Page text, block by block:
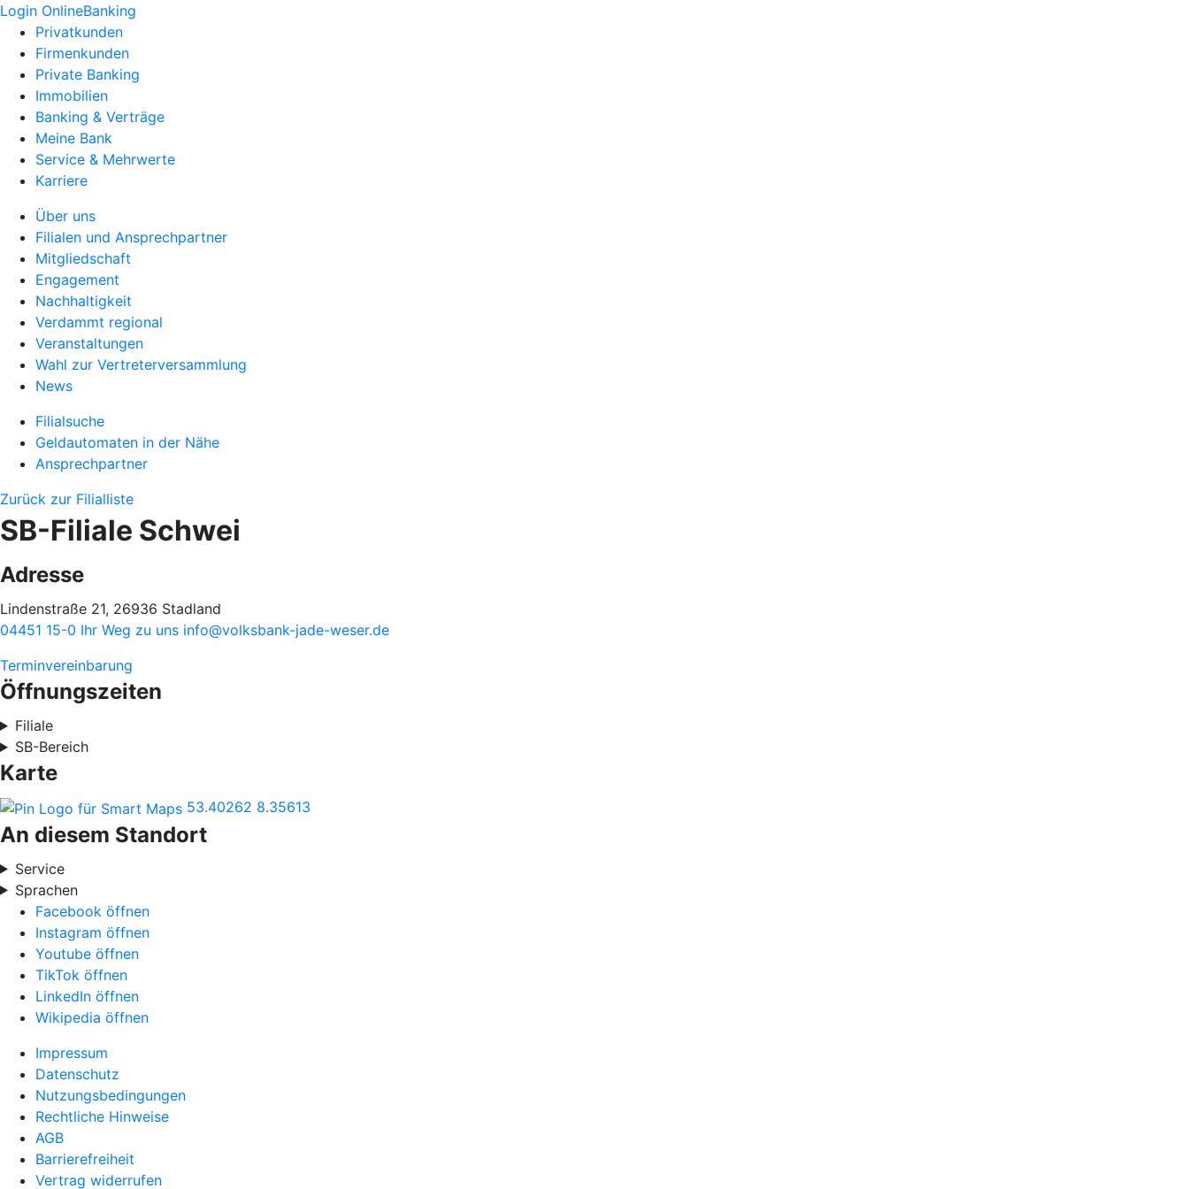
Login OnlineBanking
Privatkunden
Firmenkunden
Private Banking
Immobilien
Banking & Verträge
Meine Bank
Service & Mehrwerte
Karriere
Über uns
Filialen und Ansprechpartner
Mitgliedschaft
Engagement
Nachhaltigkeit
Verdammt regional
Veranstaltungen
Wahl zur Vertreterversammlung
News
Filialsuche
Geldautomaten in der Nähe
Ansprechpartner
Zurück zur Filialliste
SB-Filiale Schwei
Adresse
Lindenstraße 21, 26936 Stadland
04451 15-0 Ihr Weg zu uns info@volksbank-jade-weser.de
Terminvereinbarung
Öffnungszeiten
Filiale
SB-Bereich
Karte
53.40262 8.35613
An diesem Standort
Service
Sprachen
Facebook öffnen
Instagram öffnen
Youtube öffnen
TikTok öffnen
LinkedIn öffnen
Wikipedia öffnen
Impressum
Datenschutz
Nutzungsbedingungen
Rechtliche Hinweise
AGB
Barrierefreiheit
Vertrag widerrufen